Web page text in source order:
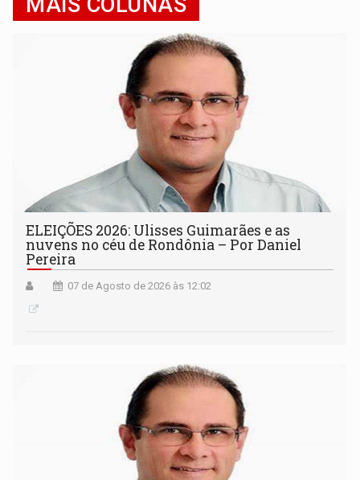
ELEIÇÕES 2026: Ulisses Guimarães e as
nuvens no céu de Rondônia – Por Daniel
Pereira
07 de Agosto de 2026 às 12:02